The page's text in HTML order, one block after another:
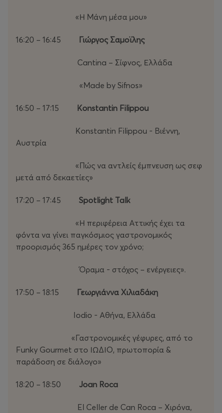
«Η Μάνη μέσα μου»
16:20 – 16:45 Γιώργος Σαμοϊλης
Cantina – Σίφνος, Ελλάδα
«Made by Sifnos»
16:50 – 17:15 Konstantin Filippou
Konstantin Filippou - Βιέννη,
Αυστρία
«Πώς να αντλείς έμπνευση ως σεφ
μετά από δεκαετίες»
17:20 – 17:45 Spotlight Talk
«Η περιφέρεια Αττικής έχει τα
φόντα να γίνει παγκόσμιος γαστρονομικός
προορισμός 365 ημέρες τον χρόνο;
Όραμα - στόχος – ενέργειες».
17:50 – 18:15 Γεωργιάννα Χιλιαδάκη
Iodio - Αθήνα, Ελλάδα
«Γαστρονομικές γέφυρες, από το
Funky Gourmet στο ΙΩΔΙΟ, πρωτοπορία &
παράδοση σε διάλογο»
18:20 – 18:50 Joan Roca
El Celler de Can Roca – Χιρόνα,